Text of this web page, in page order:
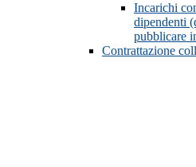
Incarichi
dipendenti
pubblicare
Contrattazione